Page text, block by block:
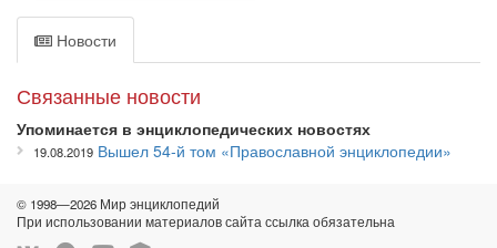
Новости
Связанные новости
Упоминается в энциклопедических новостях
19.08.2019 Вышел 54-й том «Православной энциклопедии»
© 1998—2026 Мир энциклопедий
При использовании материалов сайта ссылка обязательна